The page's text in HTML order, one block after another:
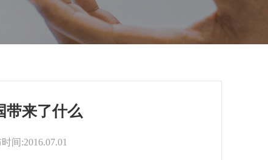
带来了什么
间:2016.07.01